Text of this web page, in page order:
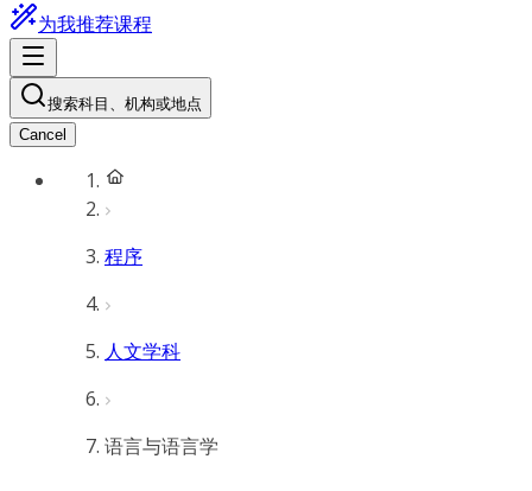
为我推荐课程
搜索科目、机构或地点
Cancel
程序
人文学科
语言与语言学